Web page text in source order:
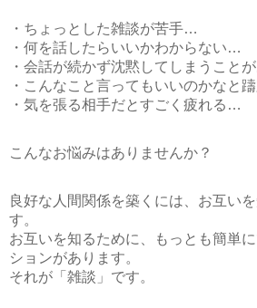
・ちょっとした雑談が苦手…
・何を話したらいいかわからない…
・会話が続かず沈黙してしまうこと
・こんなこと言ってもいいのかなと
・気を張る相手だとすごく疲れる…
こんなお悩みはありませんか？
良好な人間関係を築くには、お互い
す。
お互いを知るために、もっとも簡単
ションがあります。
それが 「雑談」 です。